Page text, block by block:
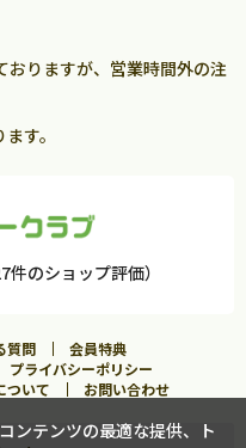
おりますが、営業時間外の注
す。
件のショップ評価）
質問
会員特典
プライバシーポリシー
ついて お問い合わせ
ンテンツの最適な提供、ト